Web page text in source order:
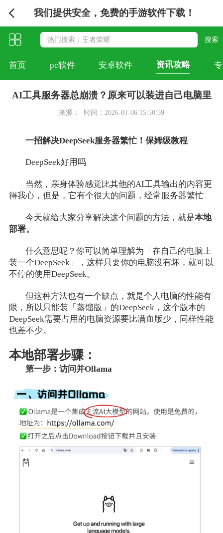
我们提供安全，免费的手游软件下载！
首页 pc软件 安卓软件 资讯攻略
AI工具服务器总崩溃？原来可以装进自己电脑里
来源： 时间：2026-01-06 15:50:59
一招解决DeepSeek服务器繁忙！保姆级教程
DeepSeek好用吗
当然，亲身体验感觉比其他的AI工具输出的内容更
得我心，但是，它有个很大的问题，经常服务器繁忙
今天就给大家分享解决这个问题的方法，就是本地
部署。
什么意思呢？你可以简单理解为「在自己的电脑上
装一个DeepSeek」，这样只要你的电脑没有坏，就可以
不停的使用DeepSeek。
但这种方法也有一个缺点，就是个人电脑的性能有
限，所以只能装「蒸馏版」的DeepSeek，这个版本的
DeepSeek需要占用的电脑资源要比满血版少，同样性能
也差不少。
本地部署步骤：
第一步：访问并Ollama